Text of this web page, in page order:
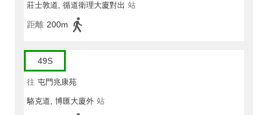
莊士敦道, 循道衛理大廈對出 站
距離 200m
49S
往 屯門兆康苑
駱克道, 博匯大廈外 站